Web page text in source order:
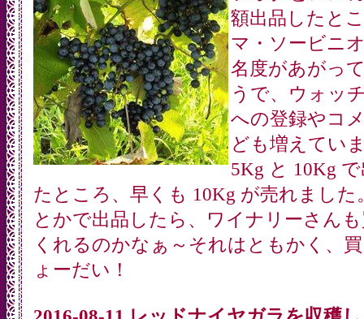
額出品したと
マ・ソービニ
名度があがっ
うで、ウォッ
への登録やコ
ども増えてい
5Kg と 10Kg
たところ、早くも 10Kg が売れました
とかで出品したら、ワイナリーさん
くれるのかなぁ～それはともかく、
ょーだい！